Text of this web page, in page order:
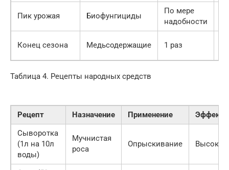
Пик урожая Биофунгициды
По мере
надобности
Конец сезона Медьсодержащие 1 раз
Таблица 4. Рецепты народных средств
Рецепт Назначение Применение
Сыворотка
(1л на 10л
воды)
Мучнистая
роса
Опрыскивание Высокая